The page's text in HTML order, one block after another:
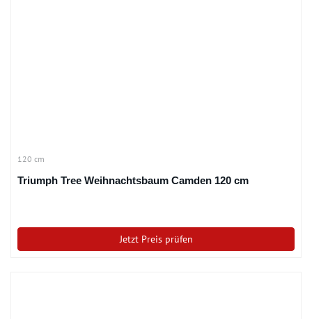
120 cm
Triumph Tree Weihnachtsbaum Camden 120 cm
Jetzt Preis prüfen